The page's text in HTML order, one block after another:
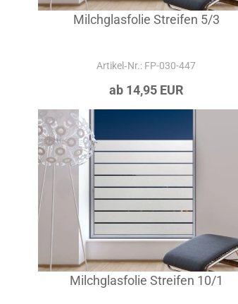
Milchglasfolie Streifen 5/3
Artikel‑Nr.: FP-030-447
ab 14,95 EUR
Milchglasfolie Streifen 10/1